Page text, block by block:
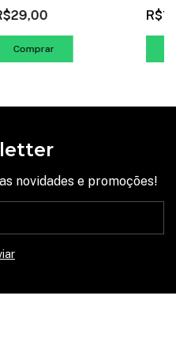
Ouro
novidades e promoções!